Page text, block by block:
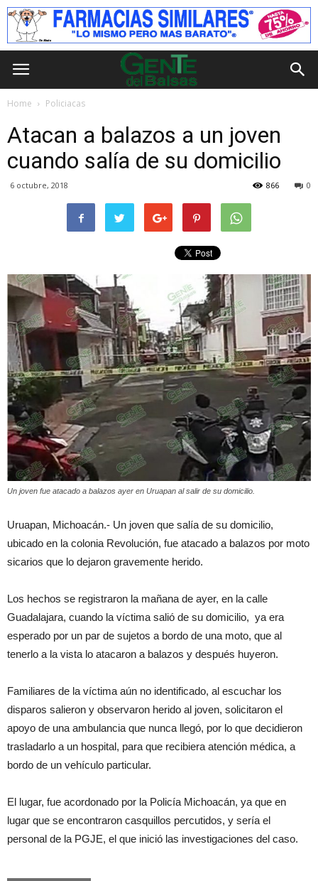
Home Policiacas
Atacan a balazos a un joven
cuando salía de su domicilio
6 octubre, 2018 0
866
Un joven fue atacado a balazos ayer en Uruapan al salir de su domicilio.
Uruapan, Michoacán.- Un joven que salía de su domicilio,
ubicado en la colonia Revolución, fue atacado a balazos por moto
sicarios que lo dejaron gravemente herido.
Los hechos se registraron la mañana de ayer, en la calle
Guadalajara, cuando la víctima salió de su domicilio, ya era
esperado por un par de sujetos a bordo de una moto, que al
tenerlo a la vista lo atacaron a balazos y después huyeron.
Familiares de la víctima aún no identificado, al escuchar los
disparos salieron y observaron herido al joven, solicitaron el
apoyo de una ambulancia que nunca llegó, por lo que decidieron
trasladarlo a un hospital, para que recibiera atención médica, a
bordo de un vehículo particular.
El lugar, fue acordonado por la Policía Michoacán, ya que en
lugar que se encontraron casquillos percutidos, y sería el
personal de la PGJE, el que inició las investigaciones del caso.